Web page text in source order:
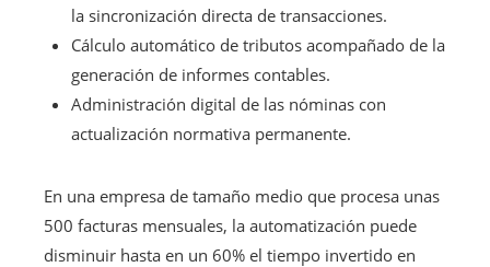
la sincronización directa de transacciones.
Cálculo automático de tributos acompañado de la
generación de informes contables.
Administración digital de las nóminas con
actualización normativa permanente.
En una empresa de tamaño medio que procesa unas
500 facturas mensuales, la automatización puede
disminuir hasta en un 60% el tiempo invertido en